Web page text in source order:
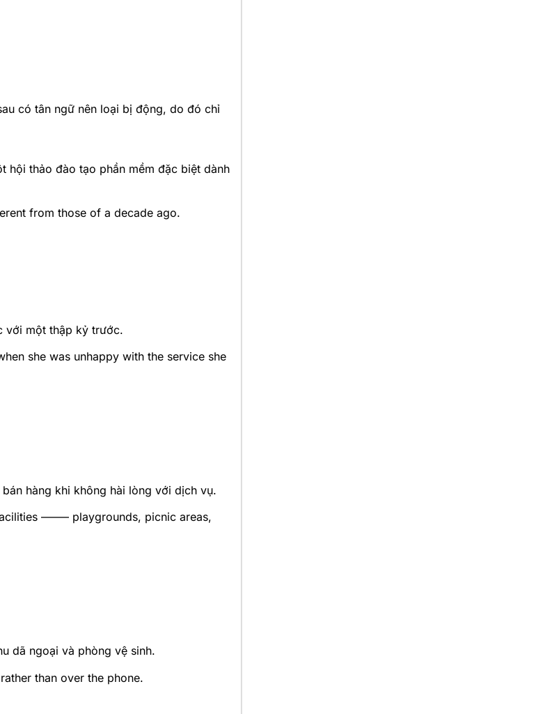
có tân ngữ nên loại bị động, do đó chỉ
hội thảo đào tạo phần mềm đặc biệt dành
from those of a decade ago.
với một thập kỷ trước.
she was unhappy with the service she
hàng khi không hài lòng với dịch vụ.
——– playgrounds, picnic areas,
dã ngoại và phòng vệ sinh.
than over the phone.